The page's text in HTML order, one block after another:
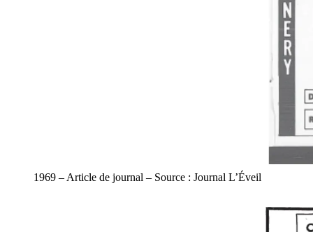
1969 – Article de journal – Source : Journal L’Éveil